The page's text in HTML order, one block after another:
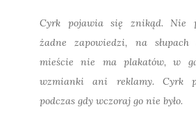
Cyrk pojawia się znikąd. Nie
żadne zapowiedzi, na
mieście nie ma plakatów, w
wzmianki ani reklamy. Cyrk
podczas gdy wczoraj go nie było.